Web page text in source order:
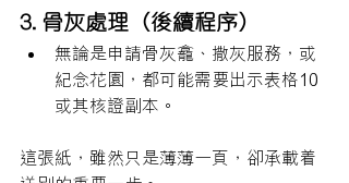
3. 骨灰處理（後續程序）
無論是申請骨灰龕、撒灰服務，或
紀念花園，都可能需要出示表格10
或其核證副本。
這張紙，雖然只是薄薄一頁，卻承載着